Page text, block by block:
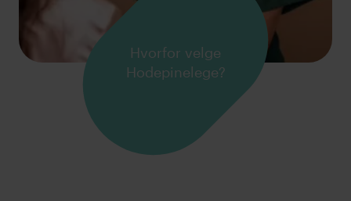
Hvorfor velge
Hodepinelege?